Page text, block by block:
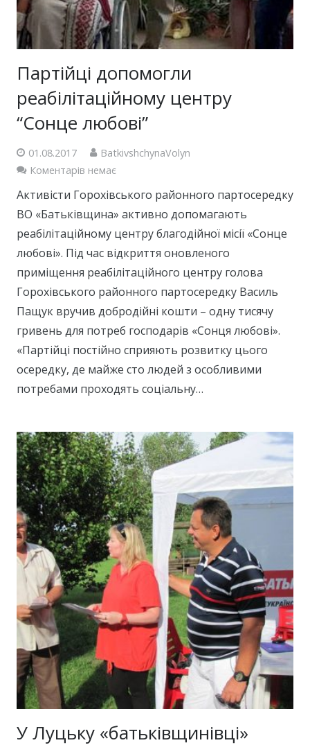
Партійці допомогли
реабілітаційному центру
“Сонце любові”
01.08.2017
BatkivshchynaVolyn
Коментарів немає
Активісти Горохівського районного партосередку
ВО «Батьківщина» активно допомагають
реабілітаційному центру благодійної місії «Сонце
любові». Під час відкриття оновленого
приміщення реабілітаційного центру голова
Горохівського районного партосередку Василь
Пащук вручив добродійні кошти – одну тисячу
гривень для потреб господарів «Сонця любові».
«Партійці постійно сприяють розвитку цього
осередку, де майже сто людей з особливими
потребами проходять соціальну…
У Луцьку «батьківщинівці»